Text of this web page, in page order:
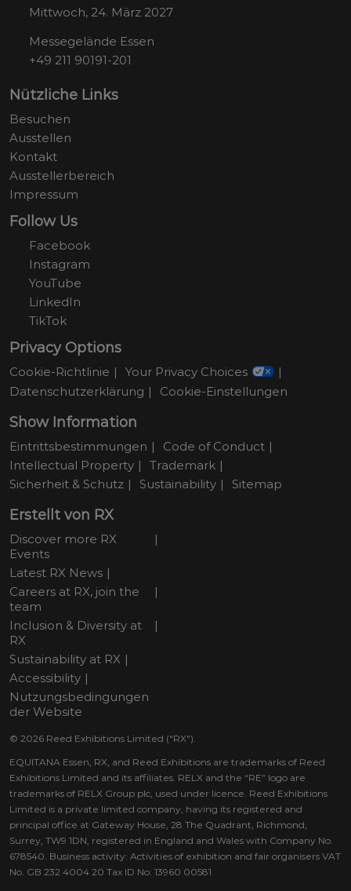
Mittwoch, 24. März 2027
Messegelände Essen
+49 211 90191-201
Nützliche Links
Besuchen
Ausstellen
Kontakt
Ausstellerbereich
Impressum
Follow Us
Facebook
Instagram
YouTube
LinkedIn
TikTok
Privacy Options
Cookie-Richtlinie
Your Privacy Choices
Datenschutzerklärung
Cookie-Einstellungen
Show Information
Eintrittsbestimmungen
Code of Conduct
Intellectual Property
Trademark
Sicherheit & Schutz
Sustainability Sitemap
Erstellt von RX
Discover more RX
Events
Latest RX News
Careers at RX, join the
team
Inclusion & Diversity at
RX
Sustainability at RX
Accessibility
Nutzungsbedingungen
der Website
© 2026 Reed Exhibitions Limited ("RX").
EQUITANA Essen, RX, and Reed Exhibitions are trademarks of Reed
Exhibitions Limited and its affiliates. RELX and the “RE” logo are
trademarks of RELX Group plc, used under licence. Reed Exhibitions
Limited is a private limited company, having its registered and
principal office at Gateway House, 28 The Quadrant, Richmond,
Surrey, TW9 1DN, registered in England and Wales with Company No.
678540. Business activity: Activities of exhibition and fair organisers VAT
No. GB 232 4004 20 Tax ID No: 13960 00581